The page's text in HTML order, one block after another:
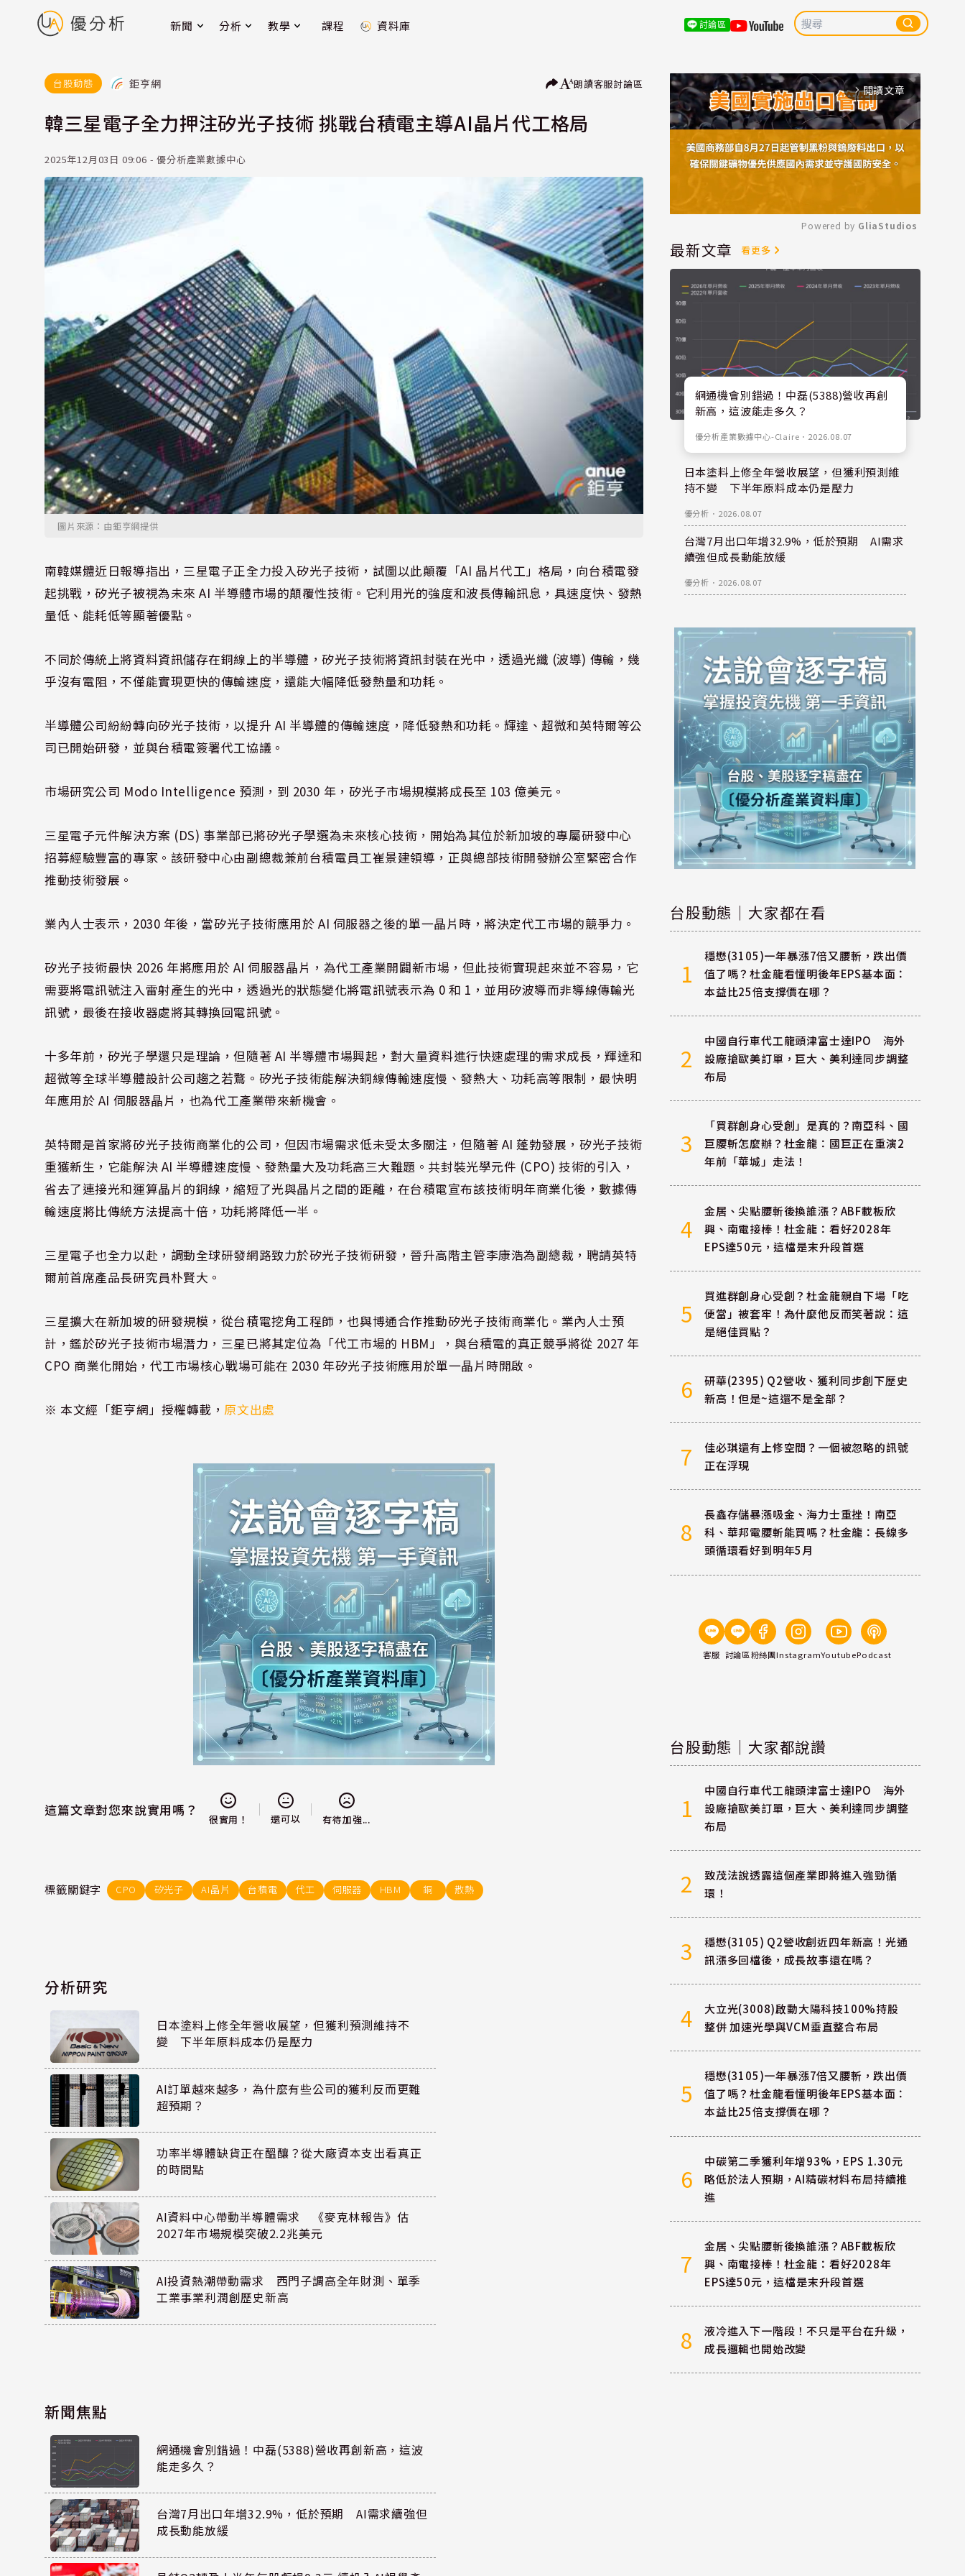
新聞 分析 教學 課程 資料庫 討論區
台股動態 鉅亨網 朗讀客服討論區
韓三星電子全力押注矽光子技術 挑戰台積電主導AI晶片代工格局
2025年12月03日 09:06 - 優分析產業數據中心
圖片來源：由鉅亨網提供
南韓媒體近日報導指出，三星電子正全力投入矽光子技術，試圖以此顛覆「AI 晶片代工」格局，向台積電發
起挑戰，矽光子被視為未來 AI 半導體市場的顛覆性技術。它利用光的強度和波長傳輸訊息，具速度快、發熱
量低、能耗低等顯著優點。
不同於傳統上將資料資訊儲存在銅線上的半導體，矽光子技術將資訊封裝在光中，透過光纖 (波導) 傳輸，幾
乎沒有電阻，不僅能實現更快的傳輸速度，還能大幅降低發熱量和功耗。
半導體公司紛紛轉向矽光子技術，以提升 AI 半導體的傳輸速度，降低發熱和功耗。輝達、超微和英特爾等公
司已開始研發，並與台積電簽署代工協議。
市場研究公司 Modo Intelligence 預測，到 2030 年，矽光子市場規模將成長至 103 億美元。
三星電子元件解決方案 (DS) 事業部已將矽光子學選為未來核心技術，開始為其位於新加坡的專屬研發中心
招募經驗豐富的專家。該研發中心由副總裁兼前台積電員工崔景建領導，正與總部技術開發辦公室緊密合作
推動技術發展。
業內人士表示，2030 年後，當矽光子技術應用於 AI 伺服器之後的單一晶片時，將決定代工市場的競爭力。
矽光子技術最快 2026 年將應用於 AI 伺服器晶片，為代工產業開闢新市場，但此技術實現起來並不容易，它
需要將電訊號注入雷射產生的光中，透過光的狀態變化將電訊號表示為 0 和 1，並用矽波導而非導線傳輸光
訊號，最後在接收器處將其轉換回電訊號。
十多年前，矽光子學還只是理論，但隨著 AI 半導體市場興起，對大量資料進行快速處理的需求成長，輝達和
超微等全球半導體設計公司趨之若鶩。矽光子技術能解決銅線傳輸速度慢、發熱大、功耗高等限制，最快明
年應用於 AI 伺服器晶片，也為代工產業帶來新機會。
英特爾是首家將矽光子技術商業化的公司，但因市場需求低未受太多關注，但隨著 AI 蓬勃發展，矽光子技術
重獲新生，它能解決 AI 半導體速度慢、發熱量大及功耗高三大難題。共封裝光學元件 (CPO) 技術的引入，
省去了連接光和運算晶片的銅線，縮短了光與晶片之間的距離，在台積電宣布該技術明年商業化後，數據傳
輸速度將比傳統方法提高十倍，功耗將降低一半。
三星電子也全力以赴，調動全球研發網路致力於矽光子技術研發，晉升高階主管李康浩為副總裁，聘請英特
爾前首席產品長研究員朴賢大。
三星擴大在新加坡的研發規模，從台積電挖角工程師，也與博通合作推動矽光子技術商業化。業內人士預
計，鑑於矽光子技術市場潛力，三星已將其定位為「代工市場的 HBM」，與台積電的真正競爭將從 2027 年
CPO 商業化開始，代工市場核心戰場可能在 2030 年矽光子技術應用於單一晶片時開啟。
※ 本文經「鉅亨網」授權轉載，原文出處
這篇文章對您來說實用嗎？
很實用！ 還可以 有待加強...
標籤關鍵字 CPO 矽光子 AI晶片 台積電 代工 伺服器 HBM 銅 散熱
分析研究
日本塗料上修全年營收展望，但獲利預測維持不
變 下半年原料成本仍是壓力
AI訂單越來越多，為什麼有些公司的獲利反而更難
超預期？
功率半導體缺貨正在醞釀？從大廠資本支出看真正
的時間點
AI資料中心帶動半導體需求 《麥克林報告》估
2027年市場規模突破2.2兆美元
AI投資熱潮帶動需求 西門子調高全年財測、單季
工業事業利潤創歷史新高
新聞焦點
網通機會別錯過！中磊(5388)營收再創新高，這波
能走多久？
台灣7月出口年增32.9%，低於預期 AI需求續強但
成長動能放緩
arrow_forward_ios 閱讀文章
Mute
Powered by GliaStudios
最新文章 看更多
網通機會別錯過！中磊(5388)營收再創
新高，這波能走多久？
優分析產業數據中心-Claire ． 2026.08.07
日本塗料上修全年營收展望，但獲利預測維
持不變 下半年原料成本仍是壓力
優分析 ． 2026.08.07
台灣7月出口年增32.9%，低於預期 AI需求
續強但成長動能放緩
優分析 ． 2026.08.07
台股動態｜大家都在看
1
穩懋(3105)一年暴漲7倍又腰斬，跌出價
值了嗎？杜金龍看懂明後年EPS基本面：
本益比25倍支撐價在哪？
2
中國自行車代工龍頭津富士達IPO 海外
設廠搶歐美訂單，巨大、美利達同步調整
布局
3
「買群創身心受創」是真的？南亞科、國
巨腰斬怎麼辦？杜金龍：國巨正在重演2
年前「華城」走法！
4
金居、尖點腰斬後換誰漲？ABF載板欣
興、南電接棒！杜金龍：看好2028年
EPS達50元，這檔是末升段首選
5
買進群創身心受創？杜金龍親自下場「吃
便當」被套牢！為什麼他反而笑著說：這
是絕佳買點？
6
研華(2395) Q2營收、獲利同步創下歷史
新高！但是~這還不是全部？
7
佳必琪還有上修空間？一個被忽略的訊號
正在浮現
8
長鑫存儲暴漲吸金、海力士重挫！南亞
科、華邦電腰斬能買嗎？杜金龍：長線多
頭循環看好到明年5月
客服 討論區粉絲團InstagramYoutubePodcast
台股動態｜大家都說讚
1
中國自行車代工龍頭津富士達IPO 海外
設廠搶歐美訂單，巨大、美利達同步調整
布局
2
致茂法說透露這個產業即將進入強勁循
環！
3
穩懋(3105) Q2營收創近四年新高！光通
訊漲多回檔後，成長故事還在嗎？
4
大立光(3008)啟動大陽科技100%持股
整併 加速光學與VCM垂直整合布局
5
穩懋(3105)一年暴漲7倍又腰斬，跌出價
值了嗎？杜金龍看懂明後年EPS基本面：
本益比25倍支撐價在哪？
6
中碳第二季獲利年增93%，EPS 1.30元
略低於法人預期，AI精碳材料布局持續推
進
7
金居、尖點腰斬後換誰漲？ABF載板欣
興、南電接棒！杜金龍：看好2028年
EPS達50元，這檔是末升段首選
8
液冷進入下一階段！不只是平台在升級，
成長邏輯也開始改變